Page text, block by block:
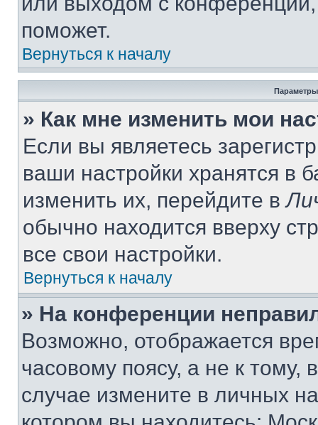
поможет.
Вернуться к началу
Параметры
» Как мне изменить мои
Если вы являетесь
ваши настройки хранятся в
изменить их, перейдите в
обычно находится вверху
все свои настройки.
Вернуться к началу
» На конференции
Возможно, отображается
часовому поясу, а не к тому,
случае измените в личных